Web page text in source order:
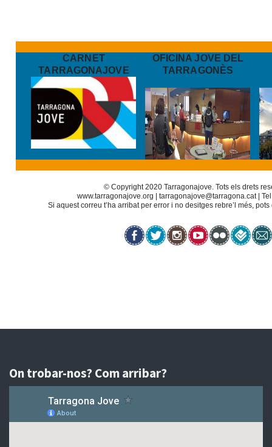
CARNET
TARRAGONAJOVE
OFICINA JOVE DEL
TARRAGONÈS
© Copyright 2020 Tarragonajove. Tots els drets
www.tarragonajove.org
tarragonajove@tarragona.cat|
Si aquest correu t’ha arribat per error i no desitges rebre’l més,
On trobar-nos? Com arribar?